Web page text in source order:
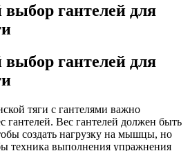
гантелей для
гантелей для
тяги с гантелями важно
гантелей. Вес гантелей должен быть
создать нагрузку на мышцы, но
техника выполнения упражнения